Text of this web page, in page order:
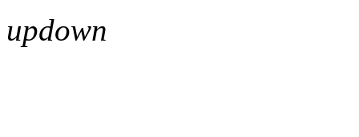
updown